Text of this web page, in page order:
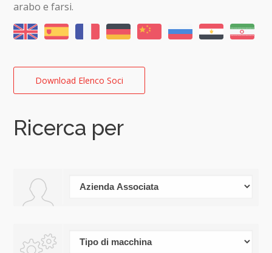
arabo e farsi.
Download Elenco Soci
Ricerca per